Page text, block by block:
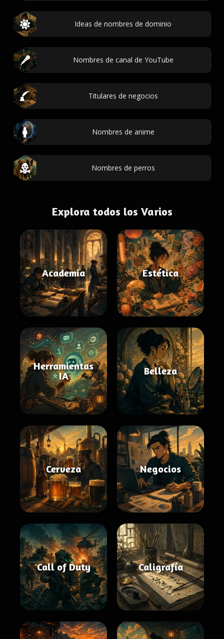
Ideas de nombres de dominio
Nombres de canal de YouTube
Titulares de negocios
Nombres de anime
Nombres de perros
Explora todos los Varios
Academia Estética
Herramientas
IA
Belleza
Cerveza Negocios
Call of Duty Caligrafía